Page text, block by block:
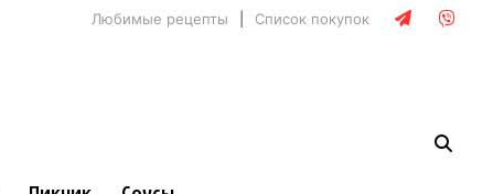
Любимые рецепты Список покупок